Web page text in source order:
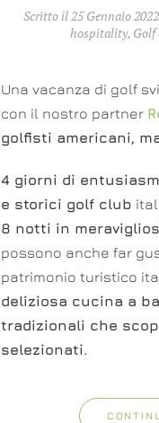
Scritto il25 Gennaio 2022
hospitality, Golf
Una vacanza di golf
con il nostro partner
golfisti americani,
4 giorni di
e storici golf club
8 notti in
possono anche far
patrimonio turistico
deliziosa cucina a
tradizionali che
selezionati.